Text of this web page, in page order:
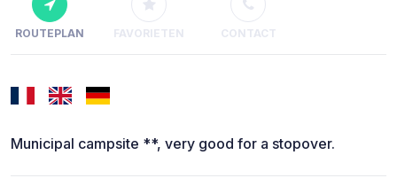
ROUTEPLAN FAVORIETEN CONTACT
Municipal campsite **, very good for a stopover.